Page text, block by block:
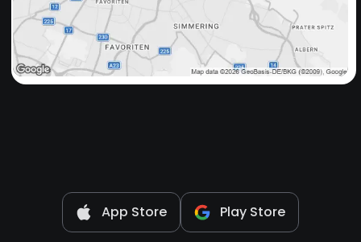
App Store Play Store